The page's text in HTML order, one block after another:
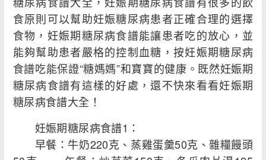
食原則可以幫助妊娠糖尿病患者正確合理的選擇
食物，妊娠期糖尿病食譜能讓患者吃的放心，並
能夠幫助患者嚴格的控制血糖，按妊娠期糖尿病
食譜吃能保證“糖媽媽”和寶寶的健康。既然妊娠期
糖尿病食譜有這樣的好處，還不快來看看妊娠期
糖尿病食譜大全！
妊娠期糖尿病食譜1：
早餐：牛奶220克、蒸雞蛋羹50克、雜糧饅頭